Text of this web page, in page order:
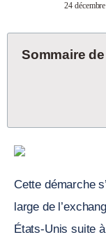
24
Sommaire de
Cette démarche
large de
États-Unis suite